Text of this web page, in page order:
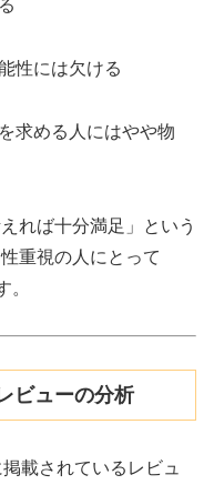
性には欠ける
求める人にはやや物
れば十分満足」という
重視の人にとって
。
ビューの分析
載されているレビュ